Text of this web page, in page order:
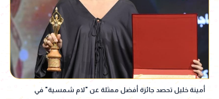
أمينة خليل تحصد جائزة أفضل ممثلة عن "لام شمسية" في